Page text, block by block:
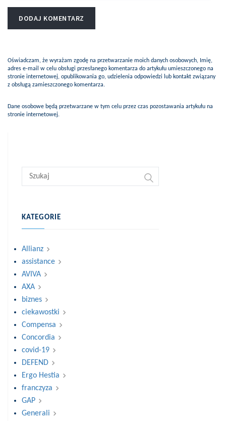
Oświadczam, że wyrażam zgodę na przetwarzanie moich danych osobowych, Imię,
adres e-mail w celu obsługi przesłanego komentarza do artykułu umieszczonego na
stronie internetowej, opublikowania go, udzielenia odpowiedzi lub kontakt związany
z obsługą zamieszczonego komentarza.
Dane osobowe będą przetwarzane w tym celu przez czas pozostawania artykułu na
stronie internetowej.
KATEGORIE
Allianz
assistance
AVIVA
AXA
biznes
ciekawostki
Compensa
Concordia
covid-19
DEFEND
Ergo Hestia
franczyza
GAP
Generali